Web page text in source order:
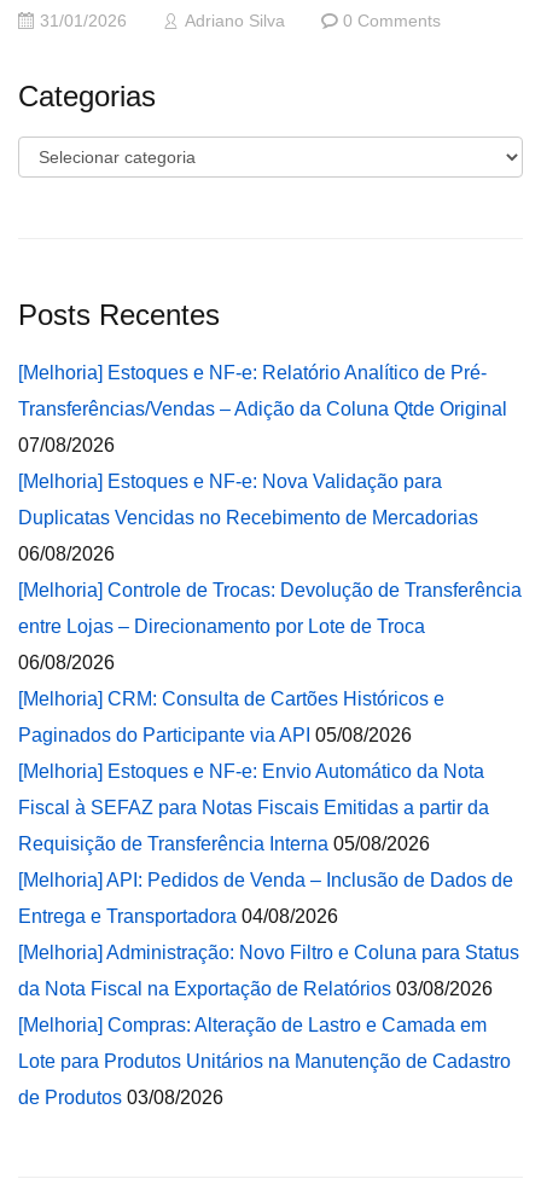
31/01/2026 Adriano Silva 0 Comments
Categorias
Categorias
Posts Recentes
[Melhoria] Estoques e NF-e: Relatório Analítico de Pré-
Transferências/Vendas – Adição da Coluna Qtde Original
07/08/2026
[Melhoria] Estoques e NF-e: Nova Validação para
Duplicatas Vencidas no Recebimento de Mercadorias
06/08/2026
[Melhoria] Controle de Trocas: Devolução de Transferência
entre Lojas – Direcionamento por Lote de Troca
06/08/2026
[Melhoria] CRM: Consulta de Cartões Históricos e
Paginados do Participante via API 05/08/2026
[Melhoria] Estoques e NF-e: Envio Automático da Nota
Fiscal à SEFAZ para Notas Fiscais Emitidas a partir da
Requisição de Transferência Interna 05/08/2026
[Melhoria] API: Pedidos de Venda – Inclusão de Dados de
Entrega e Transportadora 04/08/2026
[Melhoria] Administração: Novo Filtro e Coluna para Status
da Nota Fiscal na Exportação de Relatórios 03/08/2026
[Melhoria] Compras: Alteração de Lastro e Camada em
Lote para Produtos Unitários na Manutenção de Cadastro
de Produtos 03/08/2026